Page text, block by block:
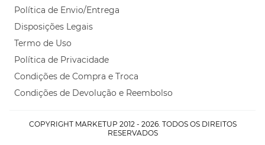
Política de Envio/Entrega
Disposições Legais
Termo de Uso
Política de Privacidade
Condições de Compra e Troca
Condições de Devolução e Reembolso
COPYRIGHT MARKETUP 2012 - 2026. TODOS OS DIREITOS
RESERVADOS